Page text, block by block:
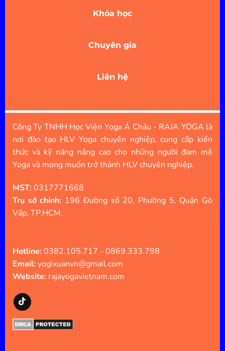
Khóa học
Chuyên gia
Liên hệ
Công Ty TNHH Học Viện Yoga Á Châu - RAJA YOGA là
nơi đào tạo HLV Yoga chuyên nghiệp, cung cấp kiến
thức và kỹ năng nâng cao cho những người đam mê
Yoga và mong muốn trở thành HLV chuyên nghiệp.
MST:0317771668
Trụ sở chính: 196 Đường số 20, Phường 5, Quận Gò
Vấp, TP.HCM.
Hotline:0382.105.717 - 0869.333.798
Email:yogixuanvn@gmail.com
Website: rajayogavietnam.com